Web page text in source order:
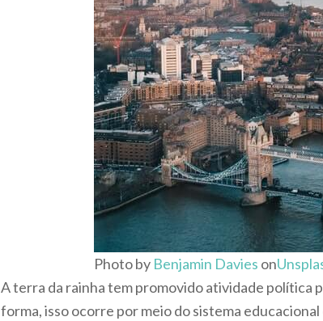
Photo by Benjamin Davies on
A terra da rainha tem promovido atividade política
forma, isso ocorre por meio do sistema